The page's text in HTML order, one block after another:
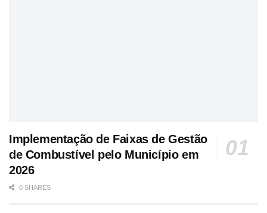
Implementação de Faixas de Gestão
de Combustível pelo Município em
2026
0 SHARES